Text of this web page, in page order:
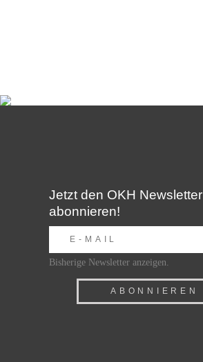
Jetzt den OKH Newsletter
abonnieren!
Bisherige Newsletter anzeigen.